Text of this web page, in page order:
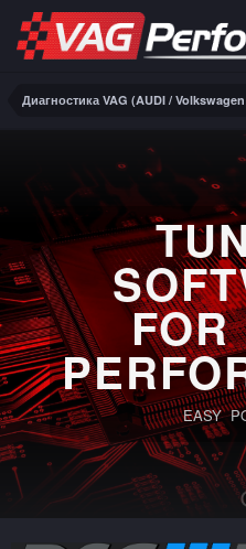
FOR
Full reading and writing
ZF8HP50, ZF8HP90 and